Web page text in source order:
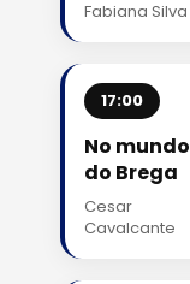
Fabiana Silva
17:00
No mundo
do Brega
Cesar
Cavalcante